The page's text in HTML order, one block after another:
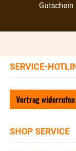
Gutschein
SERVICE-
Vertrag widerrufen
SHOP SERVICE